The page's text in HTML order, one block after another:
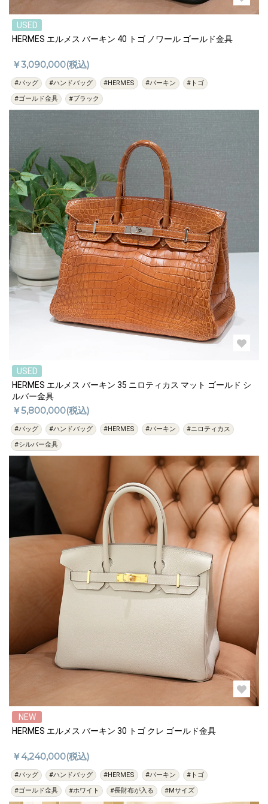
USED
HERMES エルメス バーキン 40 トゴ ノワール ゴールド金具
￥3,090,000(税込)
#バッグ #ハンドバッグ #HERMES #バーキン
#トゴ
#ゴールド金具
#ブラック
USED
HERMES エルメス バーキン 35 ニロティカス マット ゴールド シ
ルバー金具
￥5,800,000(税込)
#バッグ #ハンドバッグ #HERMES #バーキン
#ニロティカス
#シルバー金具
NEW
HERMES エルメス バーキン 30 トゴ クレ ゴールド金具
￥4,240,000(税込)
#バッグ #ハンドバッグ #HERMES #バーキン
#トゴ
#ゴールド金具
#ホワイト #長財布が入る #Mサイズ